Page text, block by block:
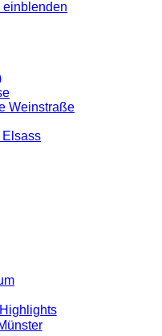
einblenden
Weinstraße
Elsass